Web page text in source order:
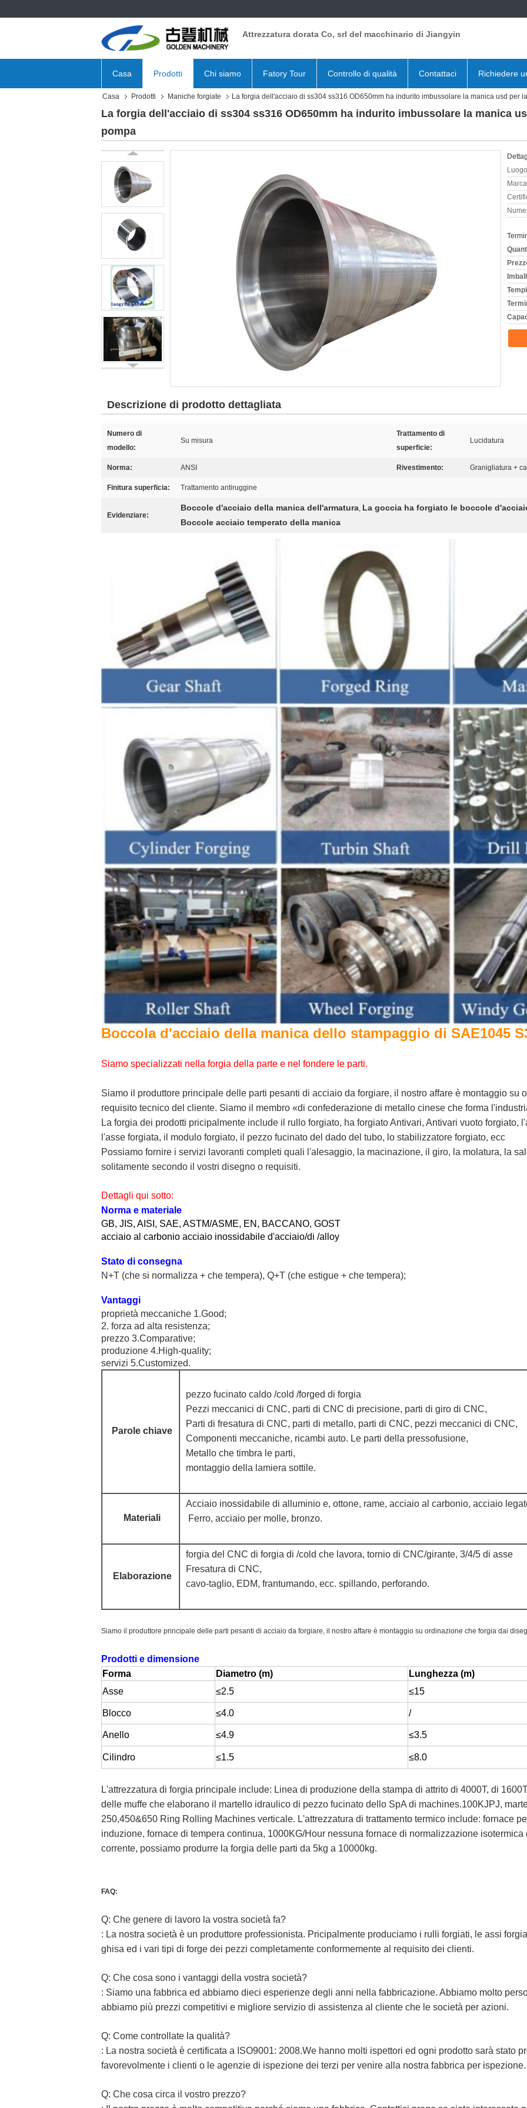
Attrezzatura dorata Co, srl del macchinario di Jiangyin
Casa Prodotti Chi siamo Fatory Tour Controllo di qualità Contattaci Richiedere
Casa Prodotti Maniche forgiate La forgia dell'acciaio di ss304 ss316 OD650mm ha indurito imbussolare la manica usd per
La forgia dell'acciaio di ss304 ss316 OD650mm ha indurito imbussolare la manica
pompa
Descrizione di prodotto dettagliata
Numero di
modello:
Su misura
Trattamento di
superficie:
Lucidatura
Norma: ANSI Rivestimento: Granigliatura +
Finitura superficia: Trattamento antiruggine
Evidenziare:
Boccole d'acciaio della manica dell'armatura, La goccia ha forgiato le boccole
Boccole acciaio temperato della manica
Boccola d'acciaio della manica dello stampaggio di SAE1045
Siamo specializzati nella forgia della parte e nel fondere le parti.
Siamo il produttore principale delle parti pesanti di acciaio da forgiare, il nostro affare è montaggio su
requisito tecnico del cliente. Siamo il membro «di confederazione di metallo cinese che forma
La forgia dei prodotti pricipalmente include il rullo forgiato, ha forgiato Antivari, Antivari vuoto forgiato,
l'asse forgiata, il modulo forgiato, il pezzo fucinato del dado del tubo, lo stabilizzatore forgiato, ecc
Possiamo fornire i servizi lavoranti completi quali l'alesaggio, la macinazione, il giro, la molatura, la
solitamente secondo il vostri disegno o requisiti.
Dettagli qui sotto:
Norma e materiale
GB, JIS, AISI, SAE, ASTM/ASME, EN, BACCANO, GOST
acciaio al carbonio acciaio inossidabile d'acciaio/di /alloy
Stato di consegna
N+T (che si normalizza + che tempera), Q+T (che estigue + che tempera);
Vantaggi
proprietà meccaniche 1.Good;
2. forza ad alta resistenza;
prezzo 3.Comparative;
produzione 4.High-quality;
servizi 5.Customized.
Parole chiave
pezzo fucinato caldo /cold /forged di forgia
Pezzi meccanici di CNC, parti di CNC di precisione, parti di giro di CNC,
Parti di fresatura di CNC, parti di metallo, parti di CNC, pezzi meccanici di CNC,
Componenti meccaniche, ricambi auto. Le parti della pressofusione,
Metallo che timbra le parti,
montaggio della lamiera sottile.
Materiali
Acciaio inossidabile di alluminio e, ottone, rame, acciaio al carbonio, acciaio
Ferro, acciaio per molle, bronzo.
Elaborazione
forgia del CNC di forgia di /cold che lavora, tornio di CNC/girante, 3/4/5 di asse
Fresatura di CNC,
cavo-taglio, EDM, frantumando, ecc. spillando, perforando.
Siamo il produttore principale delle parti pesanti di acciaio da forgiare, il nostro affare è montaggio su ordinazione che forgia dai
Prodotti e dimensione
Forma
Diametro (m)
Lunghezza (m)
Asse
≤2.5 ≤15
Blocco ≤4.0 /
Anello ≤4.9 ≤3.5
Cilindro ≤1.5 ≤8.0
L'attrezzatura di forgia principale include: Linea di produzione della stampa di attrito di 4000T, di
delle muffe che elaborano il martello idraulico di pezzo fucinato dello SpA di machines.100KJPJ,
250,450&650 Ring Rolling Machines verticale. L'attrezzatura di trattamento termico include: fornace
induzione, fornace di tempera continua, 1000KG/Hour nessuna fornace di normalizzazione
corrente, possiamo produrre la forgia delle parti da 5kg a 10000kg.
FAQ:
Q: Che genere di lavoro la vostra società fa?
: La nostra società è un produttore professionista. Pricipalmente produciamo i rulli forgiati, le assi
ghisa ed i vari tipi di forge dei pezzi completamente conformemente al requisito dei clienti.
Q: Che cosa sono i vantaggi della vostra società?
: Siamo una fabbrica ed abbiamo dieci esperienze degli anni nella fabbricazione. Abbiamo molto
abbiamo più prezzi competitivi e migliore servizio di assistenza al cliente che le società per azioni.
Q: Come controllate la qualità?
: La nostra società è certificata a ISO9001: 2008.We hanno molti ispettori ed ogni prodotto sarà stato
favorevolmente i clienti o le agenzie di ispezione dei terzi per venire alla nostra fabbrica per ispezione.
Q: Che cosa circa il vostro prezzo?